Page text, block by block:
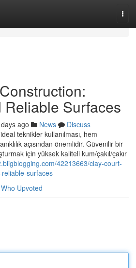
Reliable Surfaces
ago News
Discuss
teknikler kullanılması, hem
açısından önemlidir. Güvenilir bir
için yüksek kaliteli kum/çakıl/çakır
42213663/clay-court-
surfaces
Who Upvoted